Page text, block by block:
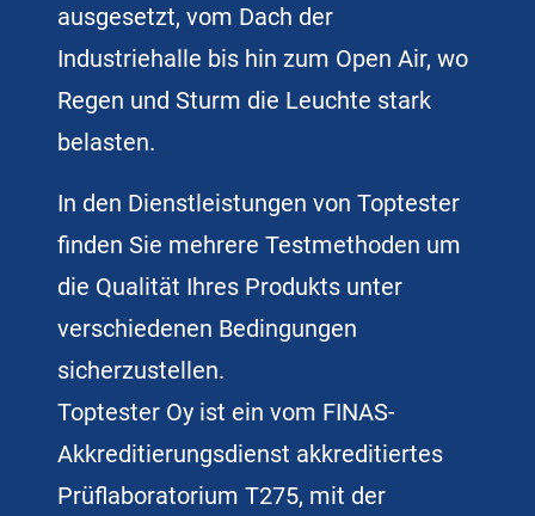
ausgesetzt, vom Dach der
Industriehalle bis hin zum Open Air, wo
Regen und Sturm die Leuchte stark
belasten.
In den Dienstleistungen von Toptester
finden Sie mehrere Testmethoden um
die Qualität Ihres Produkts unter
verschiedenen Bedingungen
sicherzustellen.
Toptester Oy ist ein vom FINAS-
Akkreditierungsdienst akkreditiertes
Prüflaboratorium T275, mit der